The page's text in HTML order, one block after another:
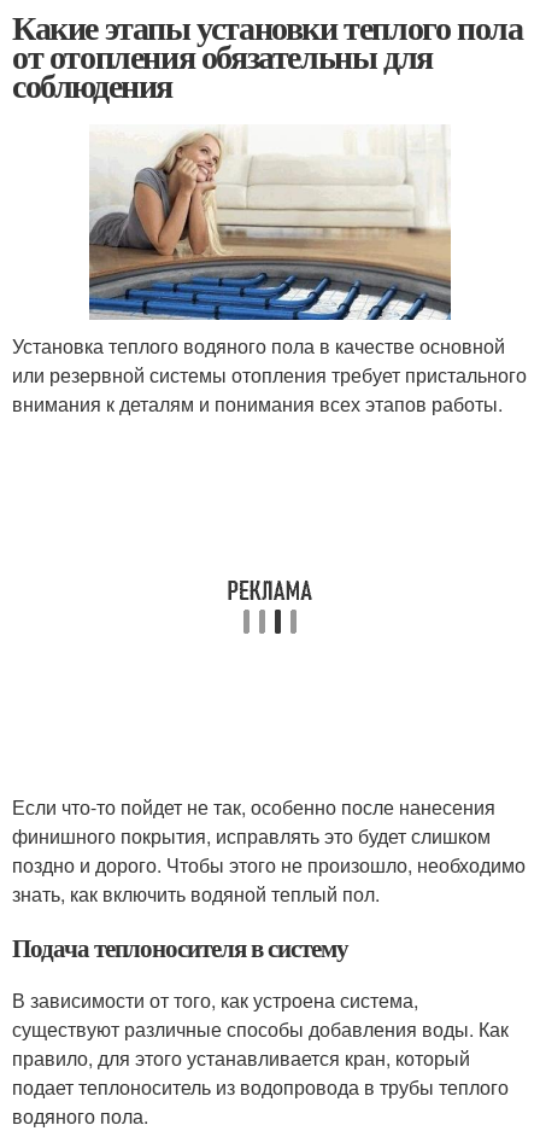
Какие этапы установки теплого пола
от отопления обязательны для
соблюдения
Установка теплого водяного пола в качестве основной
или резервной системы отопления требует пристального
внимания к деталям и понимания всех этапов работы.
Если что-то пойдет не так, особенно после нанесения
финишного покрытия, исправлять это будет слишком
поздно и дорого. Чтобы этого не произошло, необходимо
знать, как включить водяной теплый пол.
Подача теплоносителя в систему
В зависимости от того, как устроена система,
существуют различные способы добавления воды. Как
правило, для этого устанавливается кран, который
подает теплоноситель из водопровода в трубы теплого
водяного пола.